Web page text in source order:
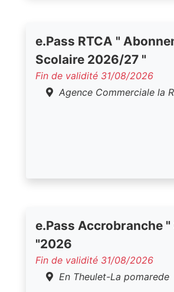
e.Pass RTCA "
Scolaire 2026/27 "
Fin de validité 31/08/2026
Agence Commerciale la
e.Pass Accrobranche "
"2026
Fin de validité 31/08/2026
En Theulet-La pomarede